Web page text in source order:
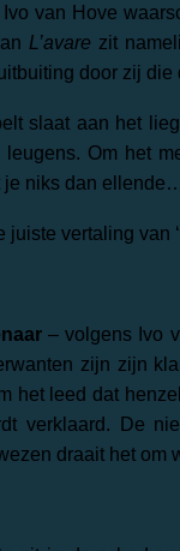
van Hove
L’avare zit
door zij
slaat aan het
Om het
niks dan
juiste vertaling van
– volgens Ivo
zijn zijn
het leed dat
verklaard. De
draait het om